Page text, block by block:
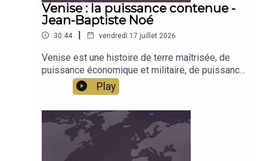
Venise : la puissance contenue -
Jean-Baptiste Noé
30:44 | vendredi 17 juillet 2026
Venise est une histoire de terre maîtrisée, de
puissance économique et militaire, de puissance
culturelle. Jean-Baptiste Noé raconte l'histoire de
Venise, terre de capitalisme et réflexion pour
Play